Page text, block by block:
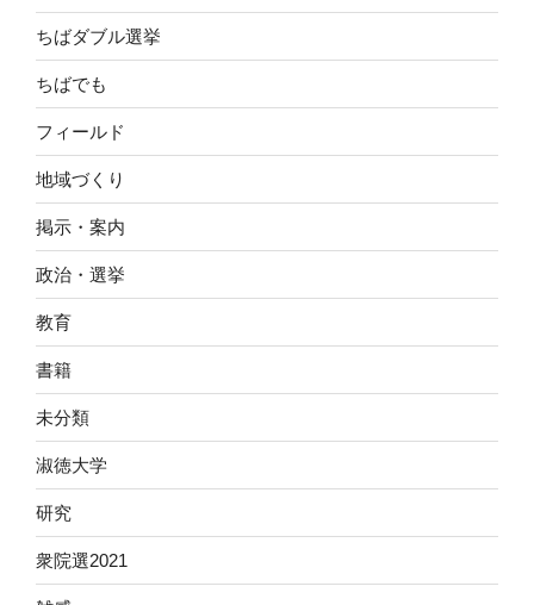
ちばダブル選挙
ちばでも
フィールド
地域づくり
掲示・案内
政治・選挙
教育
書籍
未分類
淑徳大学
研究
衆院選2021